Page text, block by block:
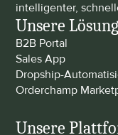
intelligenter,
Unsere
B2B Portal
Sales App
Dropship-
Orderchamp
Unsere